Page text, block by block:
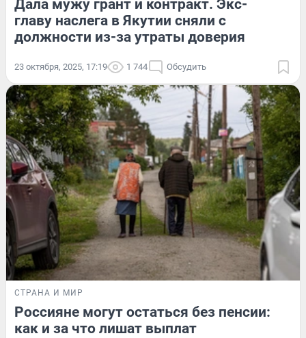
Дала мужу грант и контракт. Экс-
главу наслега в Якутии сняли с
должности из-за утраты доверия
23 октября, 2025, 17:19 1 744 Обсудить
СТРАНА И МИР
Россияне могут остаться без пенсии:
как и за что лишат выплат